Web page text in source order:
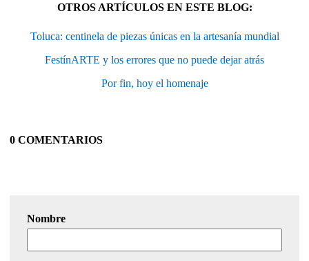
OTROS ARTÍCULOS EN ESTE BLOG:
Toluca: centinela de piezas únicas en la artesanía mundial
FestínARTE y los errores que no puede dejar atrás
Por fin, hoy el homenaje
0 COMENTARIOS
Nombre